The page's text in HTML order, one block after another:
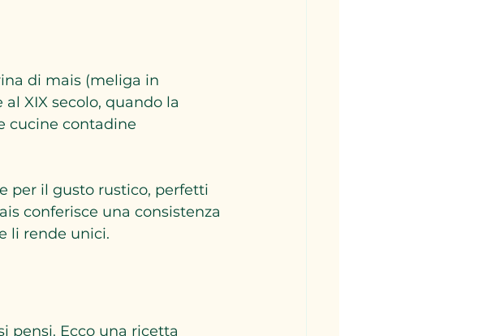
di mais (meliga in
XIX secolo, quando la
cucine contadine
per il gusto rustico, perfetti
conferisce una consistenza
li rende unici.
pensi. Ecco una ricetta